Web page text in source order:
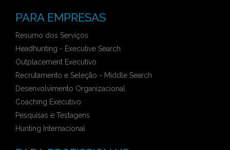
PARA EMPRESAS
Resumo dos Serviços
Headhunting - Executive Search
Outplacement Executivo
Recrutamento e Seleção - Middle Search
Desenvolvimento Organizacional
Coaching Executivo
Pesquisas e Testagens
Hunting Internacional